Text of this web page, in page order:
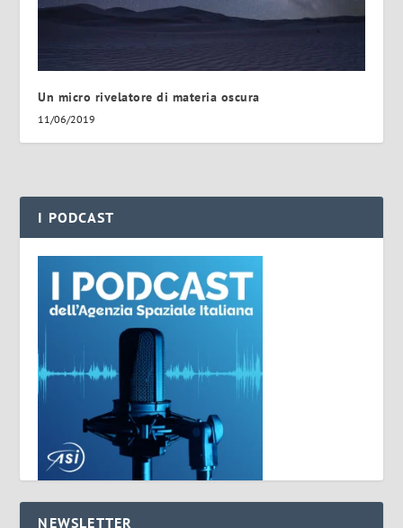
Un micro rivelatore di materia oscura
11/06/2019
I PODCAST
NEWSLETTER